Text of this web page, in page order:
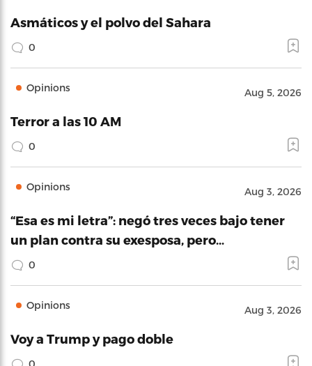
Asmáticos y el polvo del Sahara
0
Opinions Aug 5, 2026
Terror a las 10 AM
0
Opinions Aug 3, 2026
“Esa es mi letra”: negó tres veces bajo tener
un plan contra su exesposa, pero…
0
Opinions Aug 3, 2026
Voy a Trump y pago doble
0